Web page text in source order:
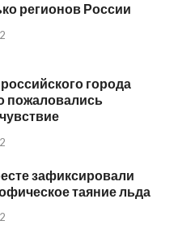
регионов России
города
пожаловались
зафиксировали
таяние льда